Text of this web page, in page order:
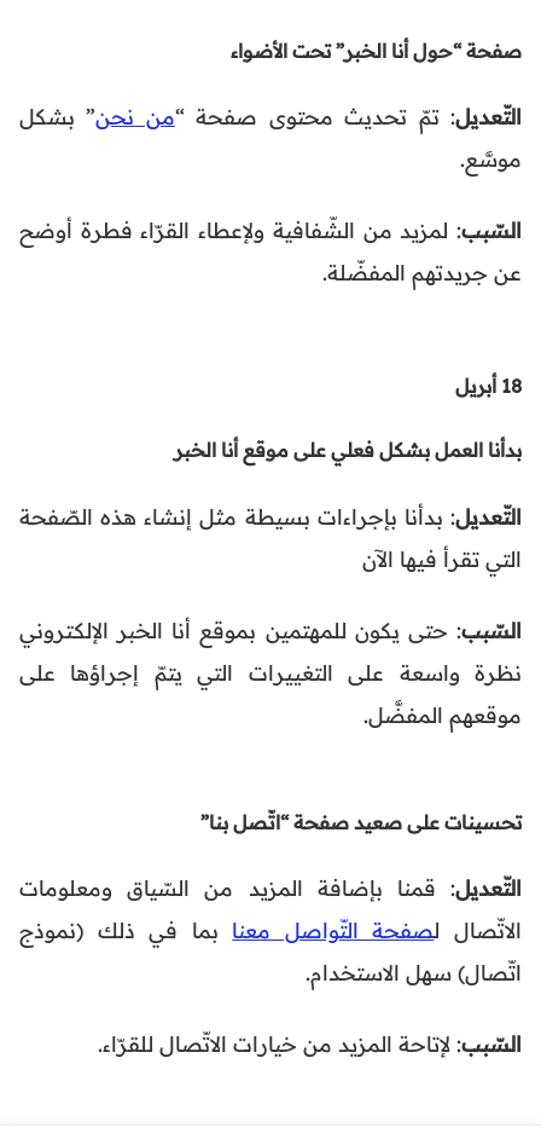
صفحة “حول أنا الخبر” تحت الأضواء
التّعديل: تمّ تحديث محتوى صفحة “من نحن” بشكل
موسَّع.
السّبب: لمزيد من الشّفافية ولإعطاء القرّاء فطرة أوضح
عن جريدتهم المفضّلة.
18 أبريل
بدأنا العمل بشكل فعلي على موقع أنا الخبر
التّعديل: بدأنا بإجراءات بسيطة مثل إنشاء هذه الصّفحة
التي تقرأ فيها الآن
السّبب: حتى يكون للمهتمين بموقع أنا الخبر الإلكتروني
نظرة واسعة على التغييرات التي يتمّ إجراؤها على
موقعهم المفضَّل.
تحسينات على صعيد صفحة “اتّصل بنا”
التّعديل: قمنا بإضافة المزيد من السّياق ومعلومات
الاتّصال لصفحة التّواصل معنا بما في ذلك (نموذج
اتّصال) سهل الاستخدام.
السّبب: لإتاحة المزيد من خيارات الاتّصال للقرّاء.